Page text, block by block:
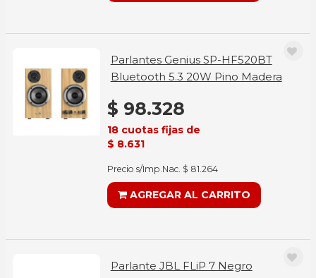
Parlantes Genius SP-HF520BT
Bluetooth 5.3 20W Pino Madera
$ 98.328
18 cuotas fijas de
$ 8.631
Precio s/Imp.Nac. $ 81.264
AGREGAR AL CARRITO
Parlante JBL FLiP 7 Negro